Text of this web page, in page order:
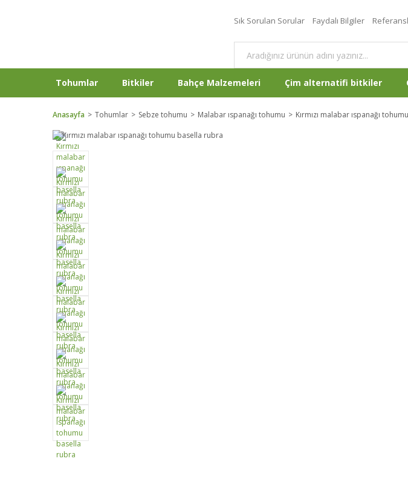
Sık Sorulan Sorular Faydalı Bilgiler
Tohumlar Bitkiler Bahçe Malzemeleri Çim alternatifi bitkiler
Anasayfa Tohumlar Sebze tohumu Malabar ıspanağı tohumu Kırmızı malabar ıspanağı